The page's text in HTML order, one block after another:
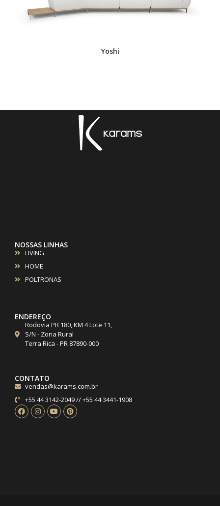
Yoshi
NOSSAS LINHAS
LIVING
HOME
POLTRONAS
ENDEREÇO
Rodovia PR 180, KM 4 Lote 11,
S/N - Zona Rural
Terra Rica - PR 87890-000
CONTATO
vendas@karams.com.br
+55 44 3142-2049 // +55 44 3441-1908